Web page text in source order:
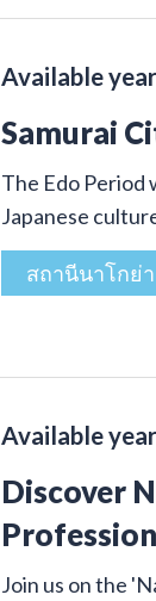
Available
Samurai
The Edo Period
Japanese
สถานีนาโกย่า
Available
Discover
Join us on the